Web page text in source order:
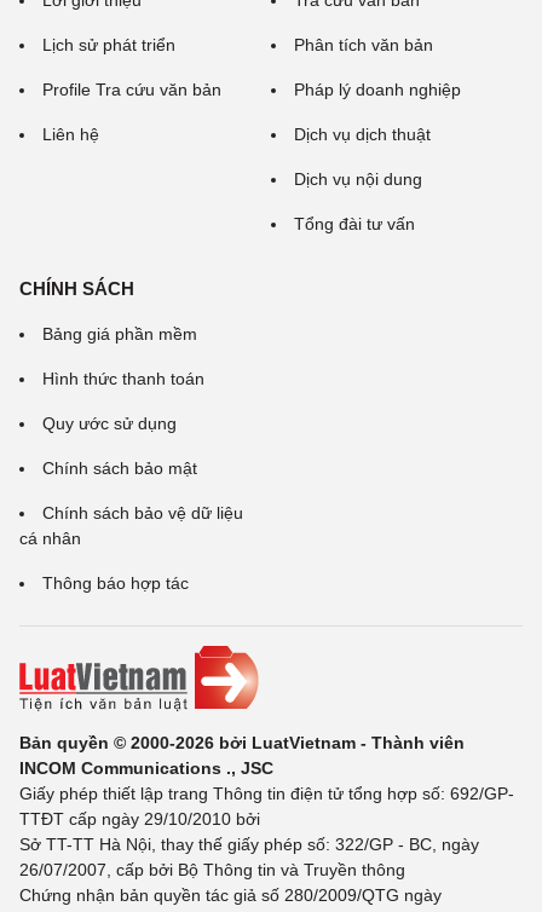
Lịch sử phát triển
Profile Tra cứu văn bản
Liên hệ
Phân tích văn bản
Pháp lý doanh nghiệp
Dịch vụ dịch thuật
Dịch vụ nội dung
Tổng đài tư vấn
CHÍNH SÁCH
Bảng giá phần mềm
Hình thức thanh toán
Quy ước sử dụng
Chính sách bảo mật
Chính sách bảo vệ dữ liệu
cá nhân
Thông báo hợp tác
Bản quyền © 2000-2026 bởi LuatVietnam - Thành viên
INCOM Communications ., JSC
Giấy phép thiết lập trang Thông tin điện tử tổng hợp số: 692/GP-
TTĐT cấp ngày 29/10/2010 bởi
Sở TT-TT Hà Nội, thay thế giấy phép số: 322/GP - BC, ngày
26/07/2007, cấp bởi Bộ Thông tin và Truyền thông
Chứng nhận bản quyền tác giả số 280/2009/QTG ngày